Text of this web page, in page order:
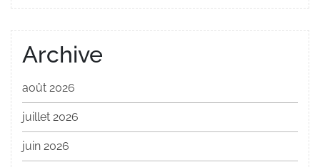
Archive
août 2026
juillet 2026
juin 2026